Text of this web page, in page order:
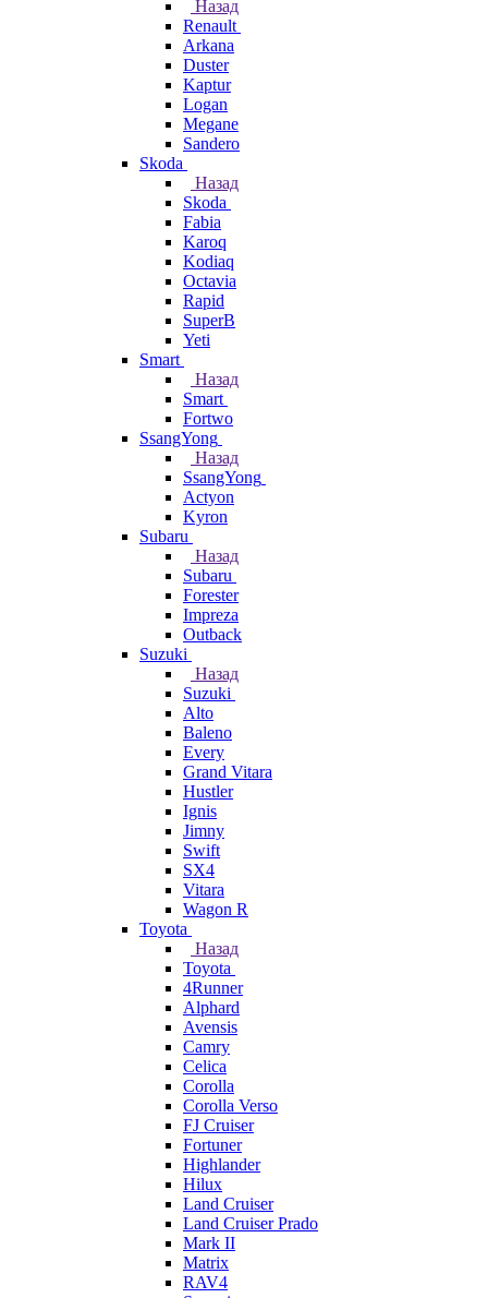
Назад
Renault
Arkana
Duster
Kaptur
Logan
Megane
Sandero
Skoda
Назад
Skoda
Fabia
Karoq
Kodiaq
Octavia
Rapid
SuperB
Yeti
Smart
Назад
Smart
Fortwo
SsangYong
Назад
SsangYong
Actyon
Kyron
Subaru
Назад
Subaru
Forester
Impreza
Outback
Suzuki
Назад
Suzuki
Alto
Baleno
Every
Grand Vitara
Hustler
Ignis
Jimny
Swift
SX4
Vitara
Wagon R
Toyota
Назад
Toyota
4Runner
Alphard
Avensis
Camry
Celica
Corolla
Corolla Verso
FJ Cruiser
Fortuner
Highlander
Hilux
Land Cruiser
Land Cruiser Prado
Mark II
Matrix
RAV4